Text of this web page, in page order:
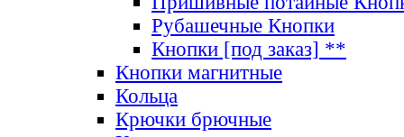
Рубашечные Кнопки
Кнопки [под заказ] **
Кнопки магнитные
Кольца
Крючки брючные